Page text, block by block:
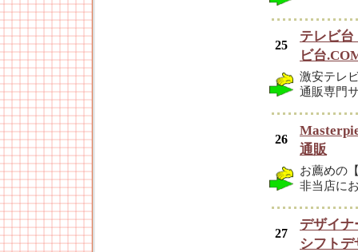
25
テレビ
ビ台
激安テレ
通販専門
26
通販
お薦めの
非当店に
27
デザイ
シフトデ